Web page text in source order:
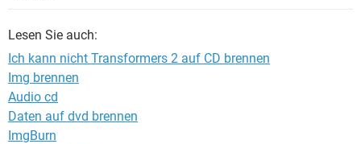
Lesen Sie auch:
Ich kann nicht Transformers 2 auf CD brennen
Img brennen
Audio cd
Daten auf dvd brennen
ImgBurn